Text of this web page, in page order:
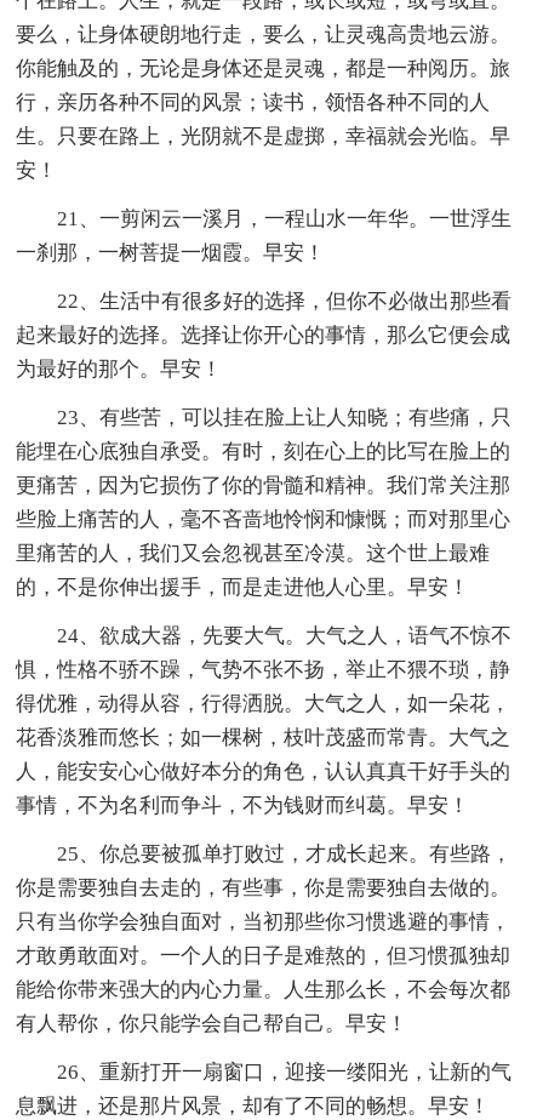
要么，让身体硬朗地行走，要么，让灵魂高贵地云游。
你能触及的，无论是身体还是灵魂，都是一种阅历。旅
行，亲历各种不同的风景；读书，领悟各种不同的人
生。只要在路上，光阴就不是虚掷，幸福就会光临。早
安！
21、一剪闲云一溪月，一程山水一年华。一世浮生
一刹那，一树菩提一烟霞。早安！
22、生活中有很多好的选择，但你不必做出那些看
起来最好的选择。选择让你开心的事情，那么它便会成
为最好的那个。早安！
23、有些苦，可以挂在脸上让人知晓；有些痛，只
能埋在心底独自承受。有时，刻在心上的比写在脸上的
更痛苦，因为它损伤了你的骨髓和精神。我们常关注那
些脸上痛苦的人，毫不吝啬地怜悯和慷慨；而对那里心
里痛苦的人，我们又会忽视甚至冷漠。这个世上最难
的，不是你伸出援手，而是走进他人心里。早安！
24、欲成大器，先要大气。大气之人，语气不惊不
惧，性格不骄不躁，气势不张不扬，举止不猥不琐，静
得优雅，动得从容，行得洒脱。大气之人，如一朵花，
花香淡雅而悠长；如一棵树，枝叶茂盛而常青。大气之
人，能安安心心做好本分的角色，认认真真干好手头的
事情，不为名利而争斗，不为钱财而纠葛。早安！
25、你总要被孤单打败过，才成长起来。有些路，
你是需要独自去走的，有些事，你是需要独自去做的。
只有当你学会独自面对，当初那些你习惯逃避的事情，
才敢勇敢面对。一个人的日子是难熬的，但习惯孤独却
能给你带来强大的内心力量。人生那么长，不会每次都
有人帮你，你只能学会自己帮自己。早安！
26、重新打开一扇窗口，迎接一缕阳光，让新的气
息飘进，还是那片风景，却有了不同的畅想。早安！